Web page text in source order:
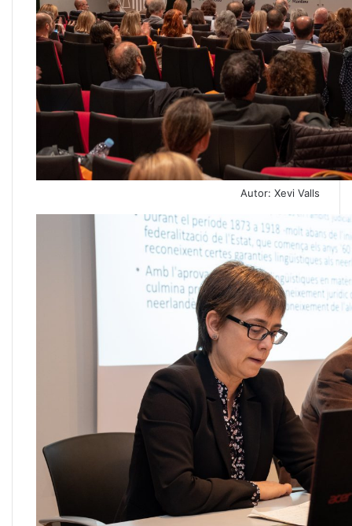
Autor: Xevi Valls